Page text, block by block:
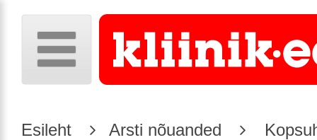
Esileht Arsti nõuanded